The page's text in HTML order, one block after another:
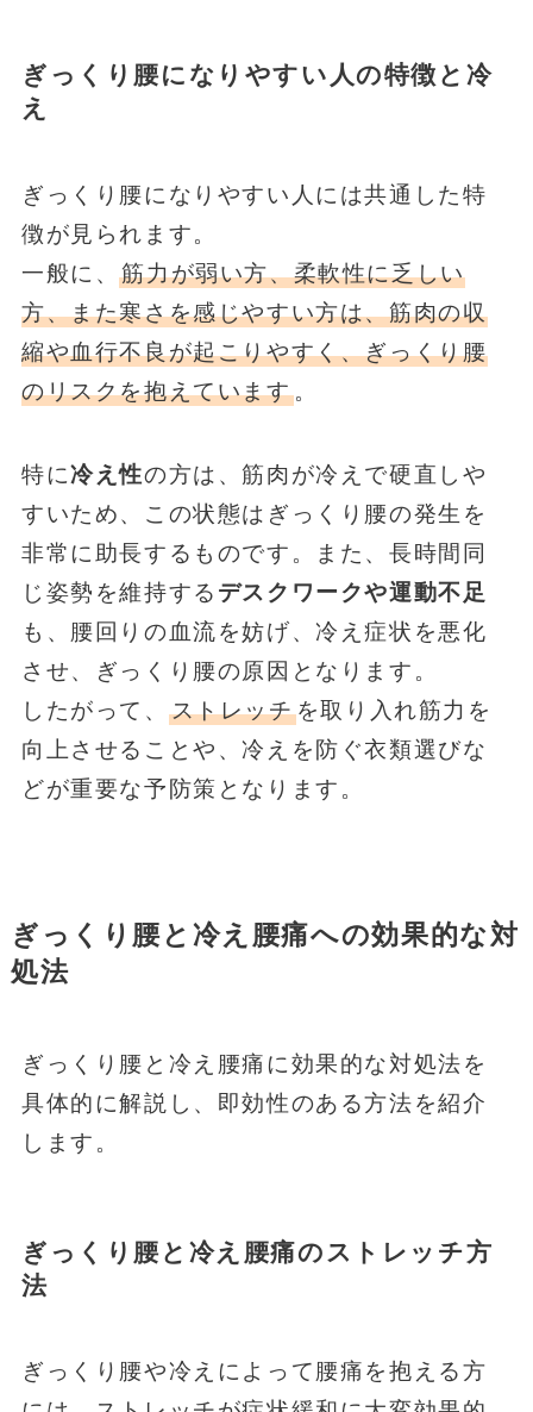
ぎっくり腰になりやすい人の特徴と冷
え
ぎっくり腰になりやすい人には共通した特
徴が見られます。
一般に、筋力が弱い方、柔軟性に乏しい
方、また寒さを感じやすい方は、筋肉の収
縮や血行不良が起こりやすく、ぎっくり腰
のリスクを抱えています。
特に冷え性の方は、筋肉が冷えで硬直しや
すいため、この状態はぎっくり腰の発生を
非常に助長するものです。また、長時間同
じ姿勢を維持する デスクワークや運動不足
も、腰回りの血流を妨げ、冷え症状を悪化
させ、ぎっくり腰の原因となります。
したがって、 ストレッチを取り入れ筋力を
向上させることや、冷えを防ぐ衣類選びな
どが重要な予防策となります。
ぎっくり腰と冷え腰痛への効果的な対
処法
ぎっくり腰と冷え腰痛に効果的な対処法を
具体的に解説し、即効性のある方法を紹介
します。
ぎっくり腰と冷え腰痛のストレッチ方
法
ぎっくり腰や冷えによって腰痛を抱える方